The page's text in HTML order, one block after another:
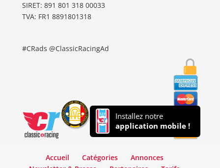
SIRET: 891 801 318 00033
TVA: FR1 8891801318
#CRads @ClassicRacingAd
Installez notre
application mobile !
Accueil Catégories
Annonces